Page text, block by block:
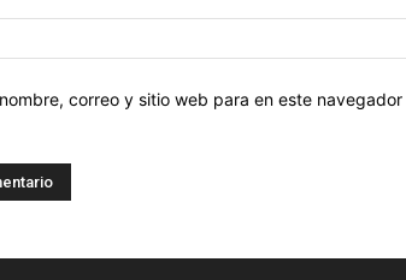
correo y sitio web para en este